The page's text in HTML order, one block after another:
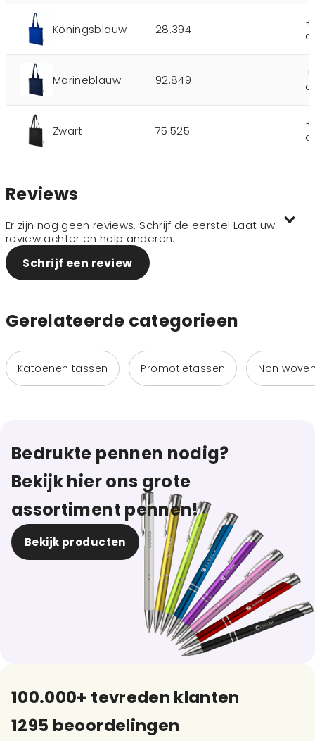
Koningsblauw 28.394
Marineblauw 92.849
Zwart 75.525
Reviews
Er zijn nog geen reviews. Schrijf de eerste! Laat uw
review achter en help anderen.
Schrijf een review
Gerelateerde categorieen
Katoenen tassen Promotietassen Non
Bedrukte pennen nodig?
Bekijk hier ons grote
assortiment pennen!
Bekijk producten
100.000+ tevreden klanten
1295 beoordelingen